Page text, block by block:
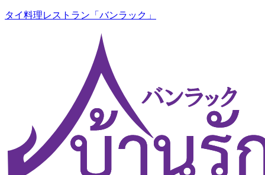
タイ料理レストラン「バンラック」